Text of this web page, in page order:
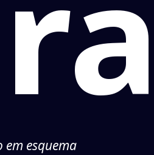
em esquema